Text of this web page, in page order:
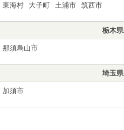
東海村
大子町 土浦市 筑西市
栃木県
那須烏山市
埼玉県
加須市